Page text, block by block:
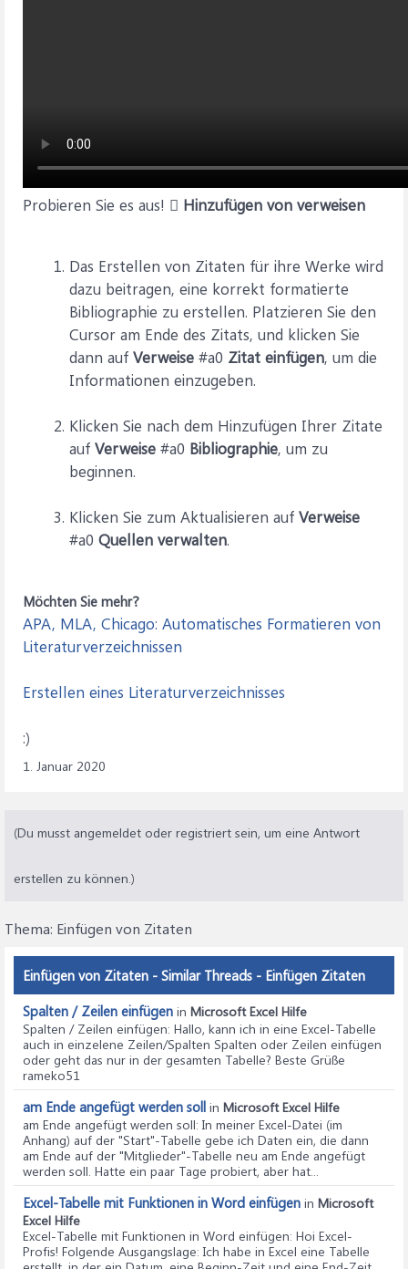
Probieren Sie es aus!  Hinzufügen von verweisen
Das Erstellen von Zitaten für ihre Werke wird
dazu beitragen, eine korrekt formatierte
Bibliographie zu erstellen. Platzieren Sie den
Cursor am Ende des Zitats, und klicken Sie
dann auf Verweise #a0 Zitat einfügen, um die
Informationen einzugeben.
Klicken Sie nach dem Hinzufügen Ihrer Zitate
auf Verweise #a0 Bibliographie, um zu
beginnen.
Klicken Sie zum Aktualisieren auf Verweise
#a0 Quellen verwalten.
Möchten Sie mehr?
APA, MLA, Chicago: Automatisches Formatieren von
Literaturverzeichnissen
Erstellen eines Literaturverzeichnisses
:)
1. Januar 2020
(Du musst angemeldet oder registriert sein, um eine Antwort
erstellen zu können.)
Thema: Einfügen von Zitaten
Einfügen von Zitaten - Similar Threads - Einfügen Zitaten
Spalten / Zeilen einfügen in Microsoft Excel Hilfe
Spalten / Zeilen einfügen: Hallo, kann ich in eine Excel-Tabelle
auch in einzelene Zeilen/Spalten Spalten oder Zeilen einfügen
oder geht das nur in der gesamten Tabelle? Beste Grüße
rameko51
am Ende angefügt werden soll in Microsoft Excel Hilfe
am Ende angefügt werden soll: In meiner Excel-Datei (im
Anhang) auf der "Start"-Tabelle gebe ich Daten ein, die dann
am Ende auf der "Mitglieder"-Tabelle neu am Ende angefügt
werden soll. Hatte ein paar Tage probiert, aber hat...
Excel-Tabelle mit Funktionen in Word einfügen in Microsoft
Excel Hilfe
Excel-Tabelle mit Funktionen in Word einfügen: Hoi Excel-
Profis! Folgende Ausgangslage: Ich habe in Excel eine Tabelle